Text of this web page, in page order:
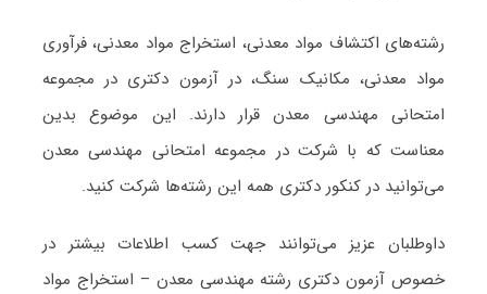
رشته‌های اکتشاف مواد معدنی، استخراج مواد معدنی، فرآوری
مواد معدنی، مکانیک سنگ، در آزمون دکتری در مجموعه
امتحانی مهندسی معدن قرار دارند. این موضوع بدین
معناست که با شرکت در مجموعه امتحانی مهندسی معدن
می‌توانید در کنکور دکتری همه این رشته‌ها شرکت کنید.
داوطلبان عزیز می‌توانند جهت کسب اطلاعات بیشتر در
خصوص آزمون دکتری رشته مهندسی معدن – استخراج مواد